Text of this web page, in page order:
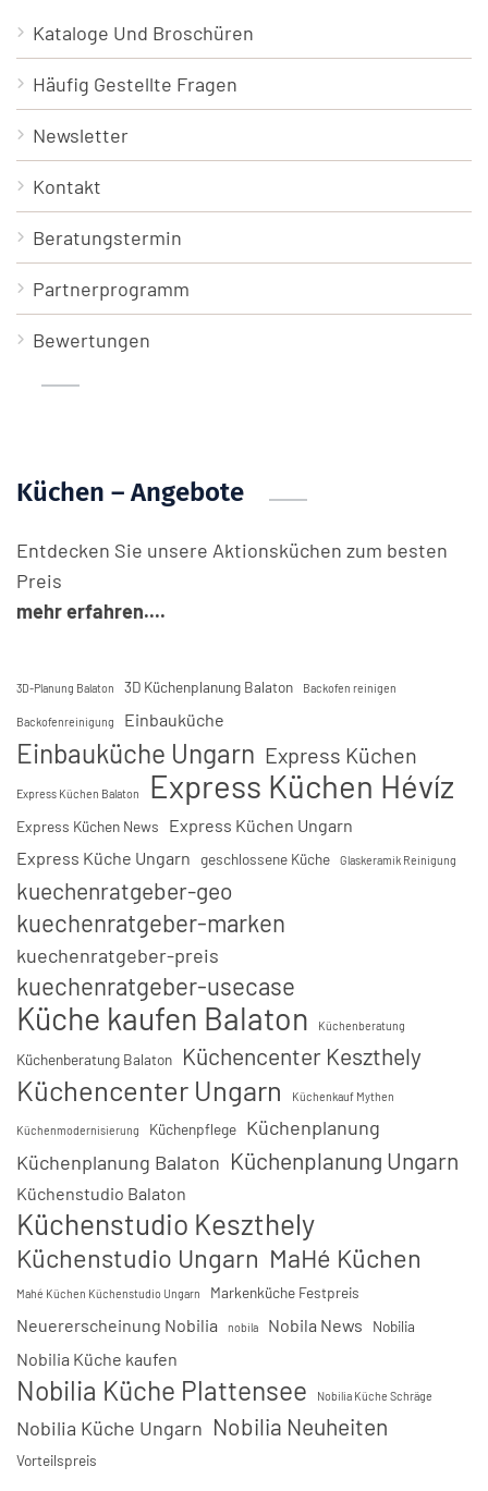
Kataloge Und Broschüren
Häufig Gestellte Fragen
Newsletter
Kontakt
Beratungstermin
Partnerprogramm
Bewertungen
Küchen – Angebote
Entdecken Sie unsere Aktionsküchen zum besten
Preis
mehr erfahren....
3D-Planung Balaton 3D Küchenplanung Balaton Backofen reinigen
Backofenreinigung Einbauküche
Einbauküche Ungarn Express Küchen
Express Küchen Balaton Express Küchen Hévíz
Express Küchen News
Express Küchen Ungarn
Express Küche Ungarn geschlossene Küche Glaskeramik Reinigung
kuechenratgeber-geo
kuechenratgeber-marken
kuechenratgeber-preis
kuechenratgeber-usecase
Küche kaufen Balaton Küchenberatung
Küchenberatung Balaton Küchencenter Keszthely
Küchencenter Ungarn Küchenkauf Mythen
Küchenmodernisierung Küchenpflege Küchenplanung
Küchenplanung Balaton Küchenplanung Ungarn
Küchenstudio Balaton
Küchenstudio Keszthely
Küchenstudio Ungarn MaHé Küchen
Mahé Küchen Küchenstudio Ungarn Markenküche Festpreis
Neuererscheinung Nobilia nobila Nobila News Nobilia
Nobilia Küche kaufen
Nobilia Küche Plattensee Nobilia Küche Schräge
Nobilia Küche Ungarn Nobilia Neuheiten
Vorteilspreis